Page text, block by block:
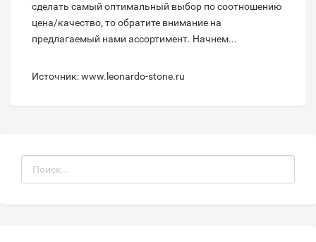
сделать самый оптимальный выбор по соотношению
цена/качество, то обратите внимание на
предлагаемый нами ассортимент. Начнем...
Источник: www.leonardo-stone.ru